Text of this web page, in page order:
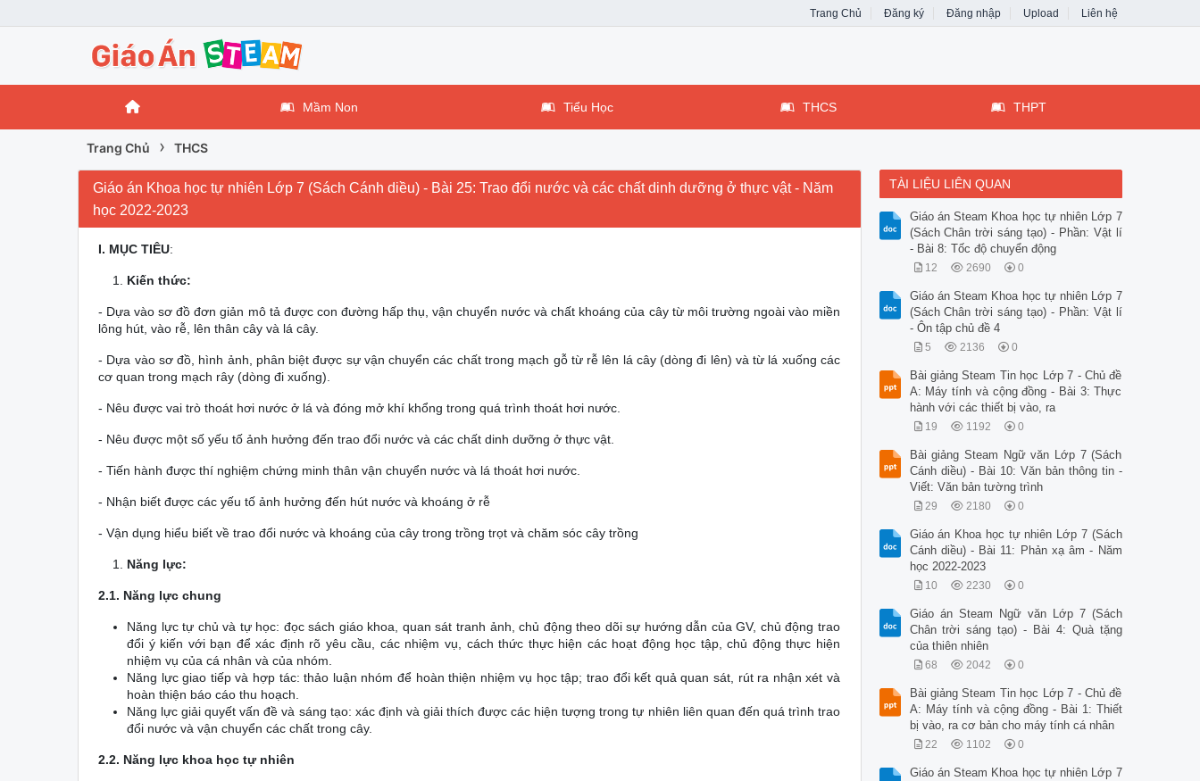
Trang Chủ Đăng ký Đăng nhập Upload Liên hệ
Mầm Non Tiểu Học THCS THPT
Trang Chủ › THCS
Giáo án Khoa học tự nhiên Lớp 7 (Sách Cánh diều) - Bài 25: Trao đổi nước và các chất dinh dưỡng ở thực vật - Năm
học 2022-2023
I. MỤC TIÊU:
Kiến thức:
- Dựa vào sơ đồ đơn giản mô tả được con đường hấp thụ, vận chuyển nước và chất khoáng của cây từ môi trường ngoài vào miền
lông hút, vào rễ, lên thân cây và lá cây.
- Dựa vào sơ đồ, hình ảnh, phân biệt được sự vận chuyển các chất trong mạch gỗ từ rễ lên lá cây (dòng đi lên) và từ lá xuống các
cơ quan trong mạch rây (dòng đi xuống).
- Nêu được vai trò thoát hơi nước ở lá và đóng mở khí khổng trong quá trình thoát hơi nước.
- Nêu được một số yếu tố ảnh hưởng đến trao đổi nước và các chất dinh dưỡng ở thực vật.
- Tiến hành được thí nghiệm chứng minh thân vận chuyển nước và lá thoát hơi nước.
- Nhận biết được các yếu tố ảnh hưởng đến hút nước và khoáng ở rễ
- Vận dụng hiểu biết về trao đổi nước và khoáng của cây trong trồng trọt và chăm sóc cây trồng
Năng lực:
2.1. Năng lực chung
Năng lực tự chủ và tự học: đọc sách giáo khoa, quan sát tranh ảnh, chủ động theo dõi sự hướng dẫn của GV, chủ động trao
đổi ý kiến với bạn để xác định rõ yêu cầu, các nhiệm vụ, cách thức thực hiện các hoạt động học tập, chủ động thực hiện
nhiệm vụ của cá nhân và của nhóm.
Năng lực giao tiếp và hợp tác: thảo luận nhóm để hoàn thiện nhiệm vụ học tập; trao đổi kết quả quan sát, rút ra nhận xét và
hoàn thiện báo cáo thu hoạch.
Năng lực giải quyết vấn đề và sáng tạo: xác định và giải thích được các hiện tượng trong tự nhiên liên quan đến quá trình trao
đổi nước và vận chuyển các chất trong cây.
2.2. Năng lực khoa học tự nhiên
TÀI LIỆU LIÊN QUAN
Giáo án Steam Khoa học tự nhiên Lớp 7
(Sách Chân trời sáng tạo) - Phần: Vật lí
- Bài 8: Tốc độ chuyển động
12 2690 0
Giáo án Steam Khoa học tự nhiên Lớp 7
(Sách Chân trời sáng tạo) - Phần: Vật lí
- Ôn tập chủ đề 4
5 2136 0
Bài giảng Steam Tin học Lớp 7 - Chủ đề
A: Máy tính và cộng đồng - Bài 3: Thực
hành với các thiết bị vào, ra
19 1192 0
Bài giảng Steam Ngữ văn Lớp 7 (Sách
Cánh diều) - Bài 10: Văn bản thông tin -
Viết: Văn bản tường trình
29 2180 0
Giáo án Khoa học tự nhiên Lớp 7 (Sách
Cánh diều) - Bài 11: Phản xạ âm - Năm
học 2022-2023
10 2230 0
Giáo án Steam Ngữ văn Lớp 7 (Sách
Chân trời sáng tạo) - Bài 4: Quà tặng
của thiên nhiên
68 2042 0
Bài giảng Steam Tin học Lớp 7 - Chủ đề
A: Máy tính và cộng đồng - Bài 1: Thiết
bị vào, ra cơ bản cho máy tính cá nhân
22 1102 0
Giáo án Steam Khoa học tự nhiên Lớp 7